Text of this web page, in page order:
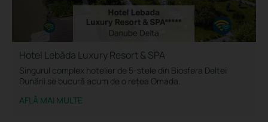
Hotel Lebăda Luxury Resort & SPA
Singurul complex hotelier de 5-stele din Biosfera Deltei
Dunării se bucură acum de o rețea Omada.
AFLĂ MAI MULTE